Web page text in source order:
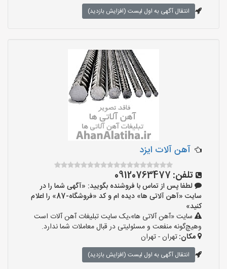
انتقال آگهی به اول لیست (افزایش بازدید)
آهن آلات ایزد
تلفن: 09120763477
لطفا پس از تماس با فروشنده بگویید: «آگهی شما را در
سایت «آهن آلاتی ها» دیده ام و کد «فروشگاه-87» را اعلام
کنید»
سایت «آهن آلاتی ها»،یک سایت تبلیغات آهن آلات است
وهیچ‌گونه منفعت و مسئولیتی در قبال معاملات شما ندارد.
مکان:تهران - تهران
انتقال آگهی به اول لیست (افزایش بازدید)